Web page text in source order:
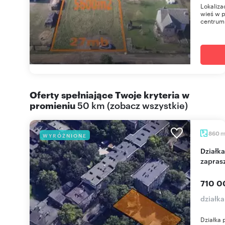
wieś w
Oferty spełniające Twoje kryteria w
promieniu50 km (zobacz wszystkie)
WYRÓŻNIONE 860 m
Działka 860 m² pod inwestycję w Łodzi -
710